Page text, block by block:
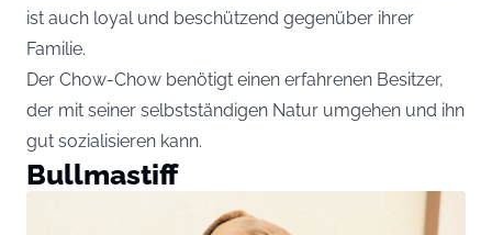
ist auch loyal und beschützend gegenüber ihrer
Familie.
Der Chow-Chow benötigt einen erfahrenen Besitzer,
der mit seiner selbstständigen Natur umgehen und ihn
gut sozialisieren kann.
Bullmastiff